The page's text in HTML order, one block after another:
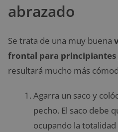
abrazado
Se trata de una muy buena
frontal para principiantes
resultará mucho más
Agarra un saco y
pecho. El saco debe
ocupando la